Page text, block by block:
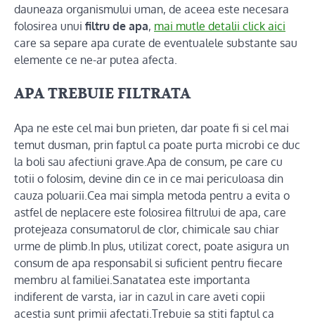
dauneaza organismului uman, de aceea este necesara
folosirea unui filtru de apa, mai mutle detalii click aici
care sa separe apa curate de eventualele substante sau
elemente ce ne-ar putea afecta.
APA TREBUIE FILTRATA
Apa ne este cel mai bun prieten, dar poate fi si cel mai
temut dusman, prin faptul ca poate purta microbi ce duc
la boli sau afectiuni grave.Apa de consum, pe care cu
totii o folosim, devine din ce in ce mai periculoasa din
cauza poluarii.Cea mai simpla metoda pentru a evita o
astfel de neplacere este folosirea filtrului de apa, care
protejeaza consumatorul de clor, chimicale sau chiar
urme de plimb.In plus, utilizat corect, poate asigura un
consum de apa responsabil si suficient pentru fiecare
membru al familiei.Sanatatea este importanta
indiferent de varsta, iar in cazul in care aveti copii
acestia sunt primii afectati.Trebuie sa stiti faptul ca